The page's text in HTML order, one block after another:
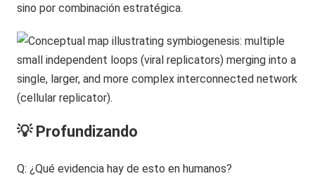
sino por combinación estratégica.
💡 Profundizando
Q: ¿Qué evidencia hay de esto en humanos?